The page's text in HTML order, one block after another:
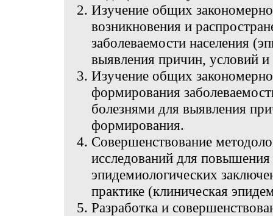
Изучение общих
возникновения и
заболеваемости населения
выявления причин, условий
Изучение общих
формирования
болезнями для выявления
формирования.
Совершенствование
исследований для повышения
эпидемиологических
практике (клиническая
Разработка и